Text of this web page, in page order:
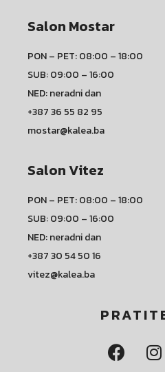
Salon Mostar
PON – PET: 08:00 – 18:00
SUB: 09:00 – 16:00
NED: neradni dan
+387 36 55 82 95
mostar@kalea.ba
Salon Vitez
PON – PET: 08:00 – 18:00
SUB: 09:00 – 16:00
NED: neradni dan
+387 30 54 50 16
vitez@kalea.ba